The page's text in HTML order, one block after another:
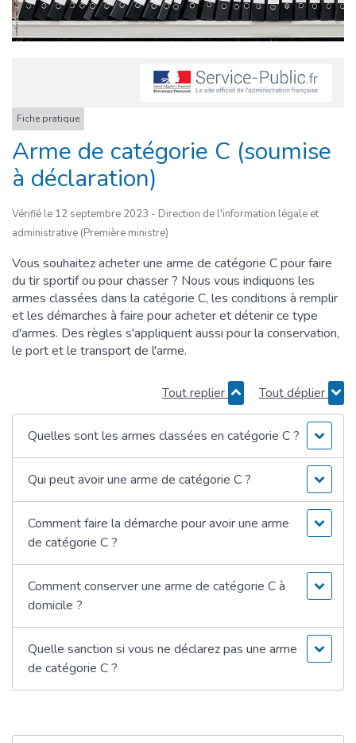
Fiche pratique
Arme de catégorie C (soumise
à déclaration)
Vérifié le 12 septembre 2023 - Direction de l'information légale et
administrative (Première ministre)
Vous souhaitez acheter une arme de catégorie C pour faire
du tir sportif ou pour chasser ? Nous vous indiquons les
armes classées dans la catégorie C, les conditions à remplir
et les démarches à faire pour acheter et détenir ce type
d'armes. Des règles s'appliquent aussi pour la conservation,
le port et le transport de l'arme.
Tout replier Tout déplier
Quelles sont les armes classées en catégorie C ?
Qui peut avoir une arme de catégorie C ?
Comment faire la démarche pour avoir une arme
de catégorie C ?
Comment conserver une arme de catégorie C à
domicile ?
Quelle sanction si vous ne déclarez pas une arme
de catégorie C ?